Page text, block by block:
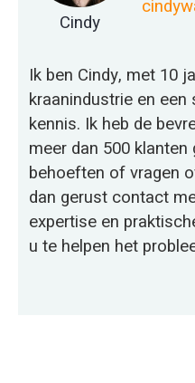
Cindy
Ik ben Cindy, met 10
kraanindustrie en
kennis. Ik heb de
meer dan 500
behoeften of vragen
dan gerust contact
expertise en
u te helpen het